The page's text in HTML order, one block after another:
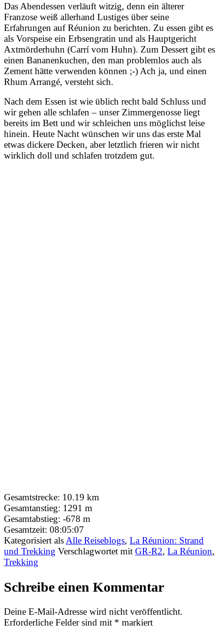
Das Abendessen verläuft witzig, denn ein älterer
Franzose weiß allerhand Lustiges über seine
Erfahrungen auf Réunion zu berichten. Zu essen gibt es
als Vorspeise ein Erbsengratin und als Hauptgericht
Axtmörderhuhn (Carrí vom Huhn). Zum Dessert gibt es
einen Bananenkuchen, den man problemlos auch als
Zement hätte verwenden können ;-) Ach ja, und einen
Rhum Arrangé, versteht sich.
Nach dem Essen ist wie üblich recht bald Schluss und
wir gehen alle schlafen – unser Zimmergenosse liegt
bereits im Bett und wir schleichen uns möglichst leise
hinein. Heute Nacht wünschen wir uns das erste Mal
etwas dickere Decken, aber letztlich frieren wir nicht
wirklich doll und schlafen trotzdem gut.
Gesamtstrecke: 10.19 km
Gesamtanstieg: 1291 m
Gesamtabstieg: -678 m
Gesamtzeit: 08:05:07
Kategorisiert alsAlle Reiseblogs, La Réunion: Strand
und Trekking Verschlagwortet mit GR-R2, La Réunion,
Trekking
Schreibe einen Kommentar
Deine E-Mail-Adresse wird nicht veröffentlicht.
Erforderliche Felder sind mit * markiert